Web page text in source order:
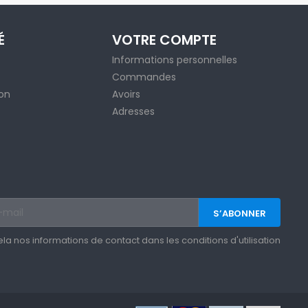
VOTRE COMPTE
Informations personnelles
Commandes
Avoirs
Adresses
nos informations de contact dans les conditions d'utilisation